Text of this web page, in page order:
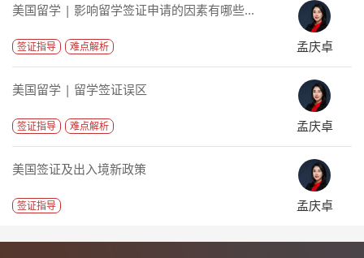
美国留学 | 影响留学签证申请的因素有哪些...
签证指导 难点解析 孟庆卓
美国留学 | 留学签证误区
签证指导 难点解析 孟庆卓
美国签证及出入境新政策
签证指导 孟庆卓